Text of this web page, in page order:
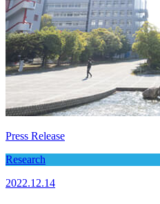
Press Release
Research
2022.12.14